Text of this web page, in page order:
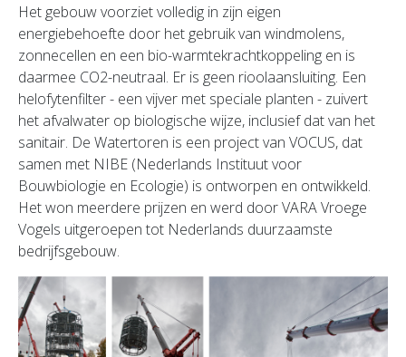
Het gebouw voorziet volledig in zijn eigen
energiebehoefte door het gebruik van windmolens,
zonnecellen en een bio-warmtekrachtkoppeling en is
daarmee CO2-neutraal. Er is geen rioolaansluiting. Een
helofytenfilter - een vijver met speciale planten - zuivert
het afvalwater op biologische wijze, inclusief dat van het
sanitair. De Watertoren is een project van VOCUS, dat
samen met NIBE (Nederlands Instituut voor
Bouwbiologie en Ecologie) is ontworpen en ontwikkeld.
Het won meerdere prijzen en werd door VARA Vroege
Vogels uitgeroepen tot Nederlands duurzaamste
bedrijfsgebouw.